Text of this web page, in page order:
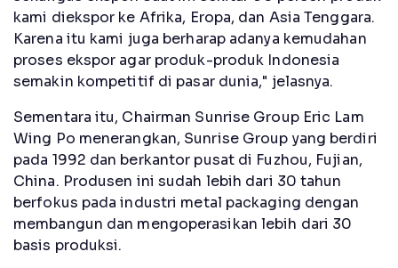
kami diekspor ke Afrika, Eropa, dan Asia Tenggara.
Karena itu kami juga berharap adanya kemudahan
proses ekspor agar produk-produk Indonesia
semakin kompetitif di pasar dunia," jelasnya.
Sementara itu, Chairman Sunrise Group Eric Lam
Wing Po menerangkan, Sunrise Group yang berdiri
pada 1992 dan berkantor pusat di Fuzhou, Fujian,
China. Produsen ini sudah lebih dari 30 tahun
berfokus pada industri metal packaging dengan
membangun dan mengoperasikan lebih dari 30
basis produksi.